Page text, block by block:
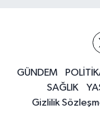
GÜNDEM
SAĞLIK
Gizlilik